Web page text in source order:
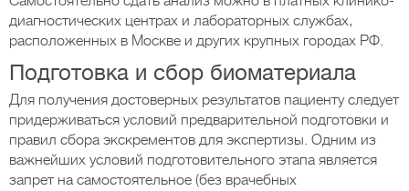
диагностических центрах и лабораторных службах,
расположенных в Москве и других крупных городах РФ.
Подготовка и сбор биоматериала
Для получения достоверных результатов пациенту следует
придерживаться условий предварительной подготовки и
правил сбора экскрементов для экспертизы. Одним из
важнейших условий подготовительного этапа является
запрет на самостоятельное (без врачебных